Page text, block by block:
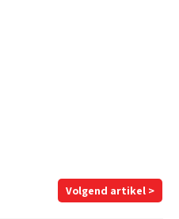
Volgend artikel >